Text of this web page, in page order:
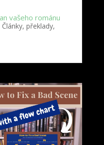
vašeho románu
Články, překlady,